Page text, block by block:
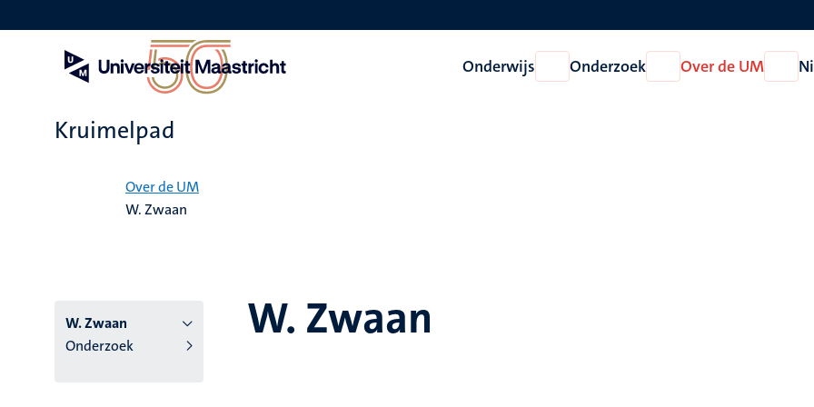
en
Onderwijs
Open
Onderwijs
Onderzoek
Open
Onderzoek
Over de UM
Open
Over
Kruimelpad
Over de UM
W. Zwaan
W. Zwaan
Onderzoek
W. Zwaan